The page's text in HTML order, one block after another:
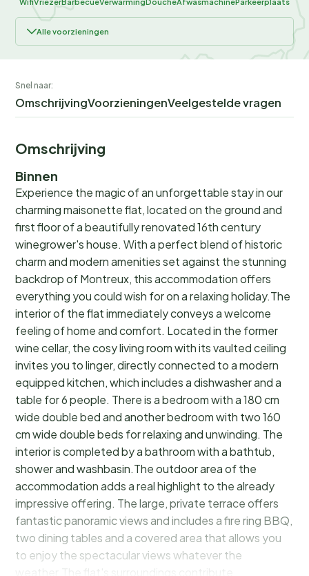
Alle voorzieningen
Snel naar:
OmschrijvingVoorzieningenVeelgestelde vragen
Omschrijving
Binnen
Experience the magic of an unforgettable stay in our
charming maisonette flat, located on the ground and
first floor of a beautifully renovated 16th century
winegrower's house. With a perfect blend of historic
charm and modern amenities set against the stunning
backdrop of Montreux, this accommodation offers
everything you could wish for on a relaxing holiday.The
interior of the flat immediately conveys a welcome
feeling of home and comfort. Located in the former
wine cellar, the cosy living room with its vaulted ceiling
invites you to linger, directly connected to a modern
equipped kitchen, which includes a dishwasher and a
table for 6 people. There is a bedroom with a 180 cm
wide double bed and another bedroom with two 160
cm wide double beds for relaxing and unwinding. The
interior is completed by a bathroom with a bathtub,
shower and washbasin.The outdoor area of the
accommodation adds a real highlight to the already
impressive offering. The large, private terrace offers
fantastic panoramic views and includes a fire ring BBQ,
two dining tables and a covered area that allows you
to enjoy the spectacular views whatever the